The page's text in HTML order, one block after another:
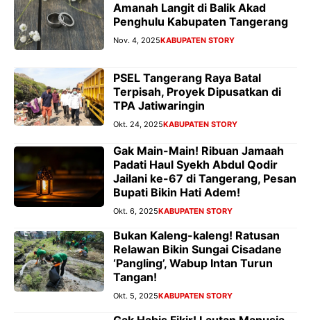
Amanah Langit di Balik Akad
Penghulu Kabupaten Tangerang
Nov. 4, 2025KABUPATEN STORY
PSEL Tangerang Raya Batal
Terpisah, Proyek Dipusatkan di
TPA Jatiwaringin
Okt. 24, 2025KABUPATEN STORY
Gak Main-Main! Ribuan Jamaah
Padati Haul Syekh Abdul Qodir
Jailani ke-67 di Tangerang, Pesan
Bupati Bikin Hati Adem!
Okt. 6, 2025KABUPATEN STORY
Bukan Kaleng-kaleng! Ratusan
Relawan Bikin Sungai Cisadane
‘Pangling’, Wabup Intan Turun
Tangan!
Okt. 5, 2025KABUPATEN STORY